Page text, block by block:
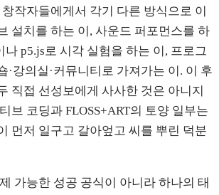
작자들에게서 각기 다른 방식으로 이
설치를 하는 이, 사운드 퍼포먼스를 하
나 p5.js로 시각 실험을 하는 이, 프로그
·강의실·커뮤니티로 가져가는 이. 이 후
직접 선성보에게 사사한 것은 아니지
브 코딩과 FLOSS+ART의 토양 일부는
먼저 일구고 갈아엎고 씨를 뿌린 덕분
가능한 성공 공식이 아니라 하나의 태